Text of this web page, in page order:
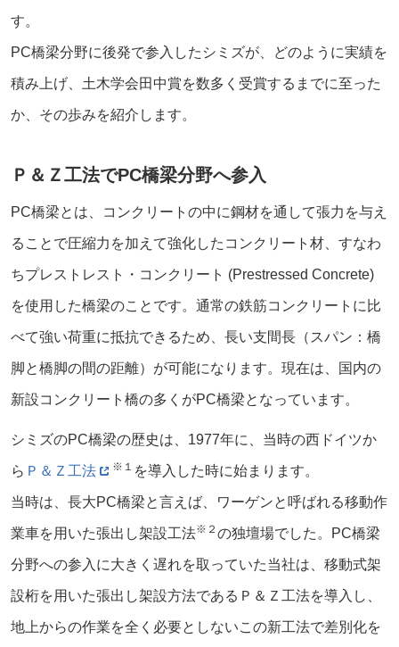
す。
PC橋梁分野に後発で参入したシミズが、どのように実績を
積み上げ、土木学会田中賞を数多く受賞するまでに至った
か、その歩みを紹介します。
Ｐ＆Ｚ工法でPC橋梁分野へ参入
PC橋梁とは、コンクリートの中に鋼材を通して張力を与え
ることで圧縮力を加えて強化したコンクリート材、すなわ
ちプレストレスト・コンクリート (Prestressed Concrete)
を使用した橋梁のことです。通常の鉄筋コンクリートに比
べて強い荷重に抵抗できるため、長い支間長（スパン：橋
脚と橋脚の間の距離）が可能になります。現在は、国内の
新設コンクリート橋の多くがPC橋梁となっています。
シミズのPC橋梁の歴史は、1977年に、当時の西ドイツか
ら Ｐ＆Ｚ工法 ※１ を導入した時に始まります。
当時は、長大PC橋梁と言えば、ワーゲンと呼ばれる移動作
業車を用いた張出し架設工法※２ の独壇場でした。PC橋梁
分野への参入に大きく遅れを取っていた当社は、移動式架
設桁を用いた張出し架設方法であるＰ＆Ｚ工法を導入し、
地上からの作業を全く必要としないこの新工法で差別化を